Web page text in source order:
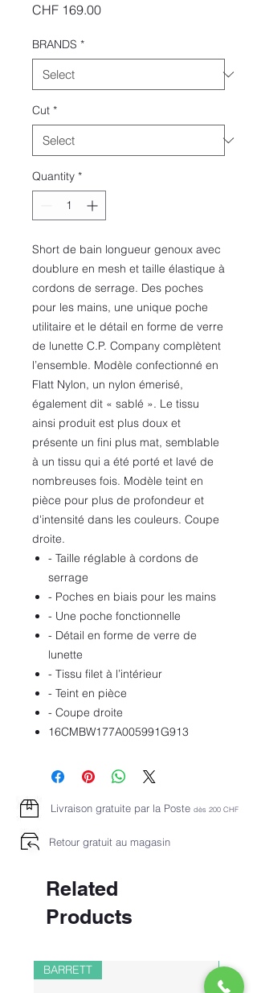
CHF 169.00Price
BRANDS *
Cut *
Quantity *
Short de bain longueur genoux avec
doublure en mesh et taille élastique à
cordons de serrage. Des poches
pour les mains, une unique poche
utilitaire et le détail en forme de verre
de lunette C.P. Company complètent
l’ensemble. Modèle confectionné en
Flatt Nylon, un nylon émerisé,
également dit « sablé ». Le tissu
ainsi produit est plus doux et
présente un fini plus mat, semblable
à un tissu qui a été porté et lavé de
nombreuses fois. Modèle teint en
pièce pour plus de profondeur et
d'intensité dans les couleurs. Coupe
droite.
- Taille réglable à cordons de
serrage
- Poches en biais pour les mains
- Une poche fonctionnelle
- Détail en forme de verre de
lunette
- Tissu filet à l’intérieur
- Teint en pièce
- Coupe droite
16CMBW177A005991G913
Livraison gratuite par la Poste dès 200 CHF
Retour gratuit au magasin
Related
Products
BARRETT